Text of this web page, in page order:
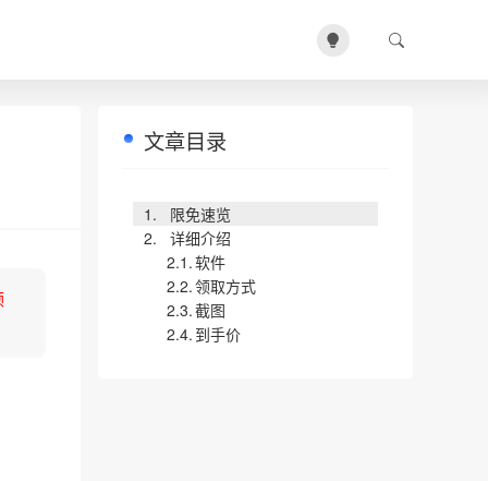
文章目录
限免速览
详细介绍
软件
领取方式
截图
到手价